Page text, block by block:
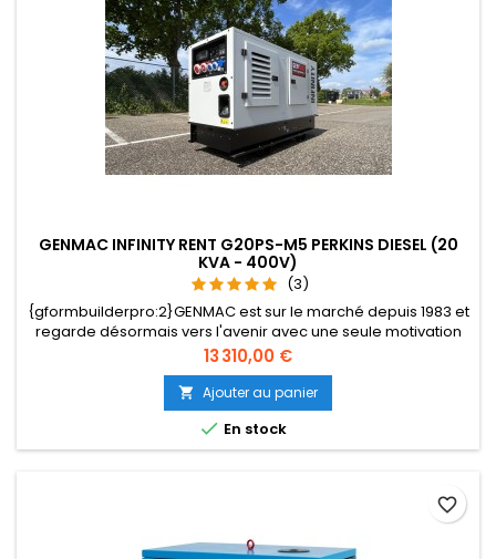
GENMAC INFINITY RENT G20PS-M5 PERKINS DIESEL (20
KVA - 400V)
(3)
{gformbuilderpro:2}GENMAC est sur le marché depuis 1983 et
regarde désormais vers l'avenir avec une seule motivation
inspirante: vendre des groupes électrogènes de haute
qualité partout dans le monde, en aidant toutes les
personnes à faire leur travail dans tout type
d'environnement, sans renoncer à la sécurité. Un produit de
qualité qui sera à vos côtés...
Prix
13 310,00 €
 Ajouter au panier
 En stock
favorite_border